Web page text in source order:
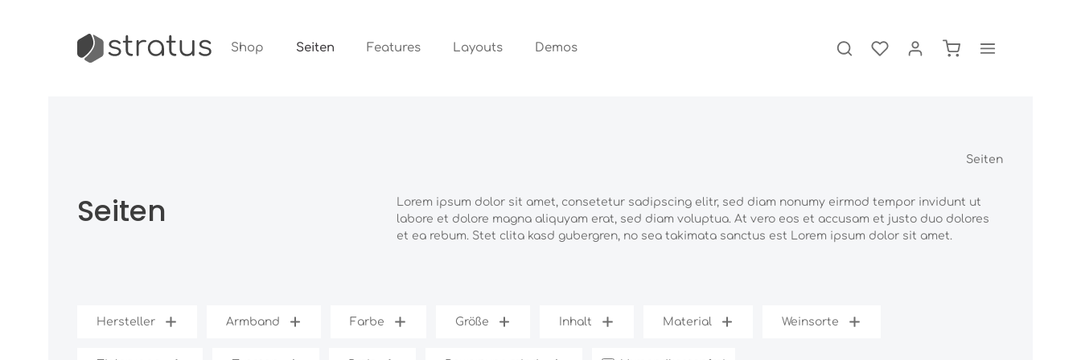
Shop Seiten Features Layouts Demos
Seiten
Seiten
Lorem ipsum dolor sit amet, consetetur sadipscing elitr, sed diam nonumy eirmod tempor invidunt ut
labore et dolore magna aliquyam erat, sed diam voluptua. At vero eos et accusam et justo duo dolores
et ea rebum. Stet clita kasd gubergren, no sea takimata sanctus est Lorem ipsum dolor sit amet.
Hersteller Armband Farbe Größe Inhalt Material Weinsorte